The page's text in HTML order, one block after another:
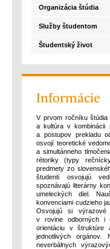
Organizácia štúdia
Služby študentom
Študentský život
Informácie
V prvom ročníku
a kultúra v kombinácii
a postupov prekladu
osvojí teoretické
a simultánneho
rétoriky (typy
predmety zo
študenti osvojujú
spoznávajú literárny
umeleckých diel.
konvenciami cudzieho
Osvojujú si výrazové
v rovine odborných i
orientáciu v štruktúre
jednotlivých orgánov.
neverbálnych